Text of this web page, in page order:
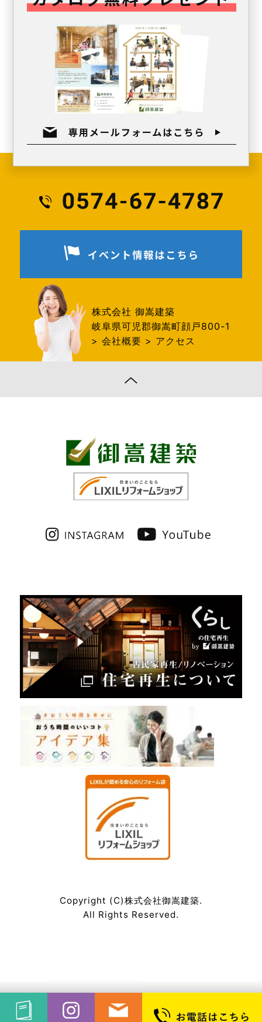
株式会社 御嵩建築
岐阜県可児郡御嵩町顔戸800-1
> 会社概要 > アクセス
Copyright (C)株式会社御嵩建築.
All Rights Reserved.